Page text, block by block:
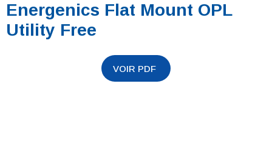
Energenics Flat Mount OPL
Utility Free